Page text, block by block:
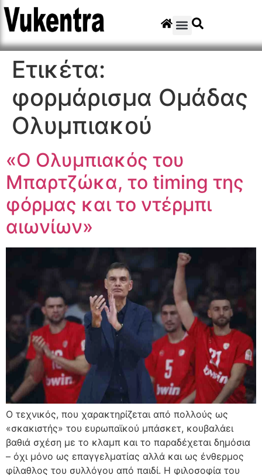
Ετικέτα:
φορμάρισμα Ομάδας
Ολυμπιακού
«Ο Ολυμπιακός του
Μπαρτζώκα, το timing της
φόρμας και το ντέρμπι
αιωνίων»
Ο τεχνικός, που χαρακτηρίζεται από πολλούς ως
«σκακιστής» του ευρωπαϊκού μπάσκετ, κουβαλάει
βαθιά σχέση με το κλαμπ και το παραδέχεται δημόσια
– όχι μόνο ως επαγγελματίας αλλά και ως ένθερμος
φίλαθλος του συλλόγου από παιδί. Η φιλοσοφία του